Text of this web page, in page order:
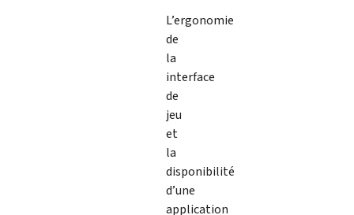
L’ergonomie
de
la
interface
de
jeu
et
la
disponibilité
d’une
application